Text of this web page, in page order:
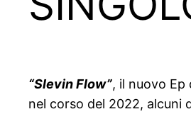
“Slevin Flow”, il nuovo Ep
nel corso del 2022, alcuni